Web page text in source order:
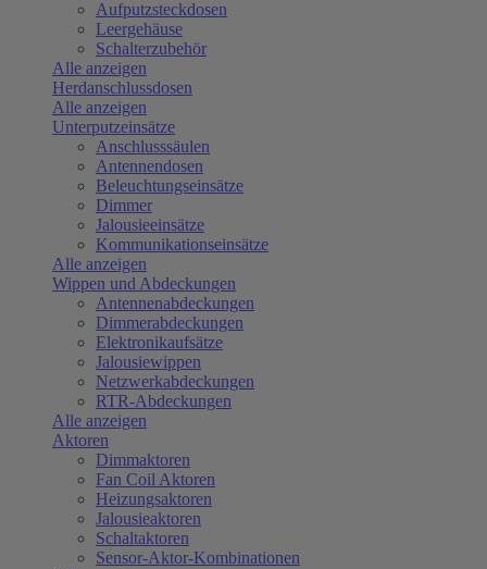
Aufputzsteckdosen
Leergehäuse
Schalterzubehör
Alle anzeigen
Herdanschlussdosen
Alle anzeigen
Unterputzeinsätze
Anschlusssäulen
Antennendosen
Beleuchtungseinsätze
Dimmer
Jalousieeinsätze
Kommunikationseinsätze
Alle anzeigen
Wippen und Abdeckungen
Antennenabdeckungen
Dimmerabdeckungen
Elektronikaufsätze
Jalousiewippen
Netzwerkabdeckungen
RTR-Abdeckungen
Alle anzeigen
Aktoren
Dimmaktoren
Fan Coil Aktoren
Heizungsaktoren
Jalousieaktoren
Schaltaktoren
Sensor-Aktor-Kombinationen